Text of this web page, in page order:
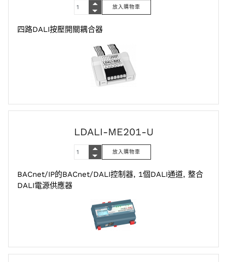
四路DALI按壓開關耦合器
LDALI-ME201-U
BACnet/IP的BACnet/DALI控制器, 1個DALI通道, 整合
DALI電源供應器